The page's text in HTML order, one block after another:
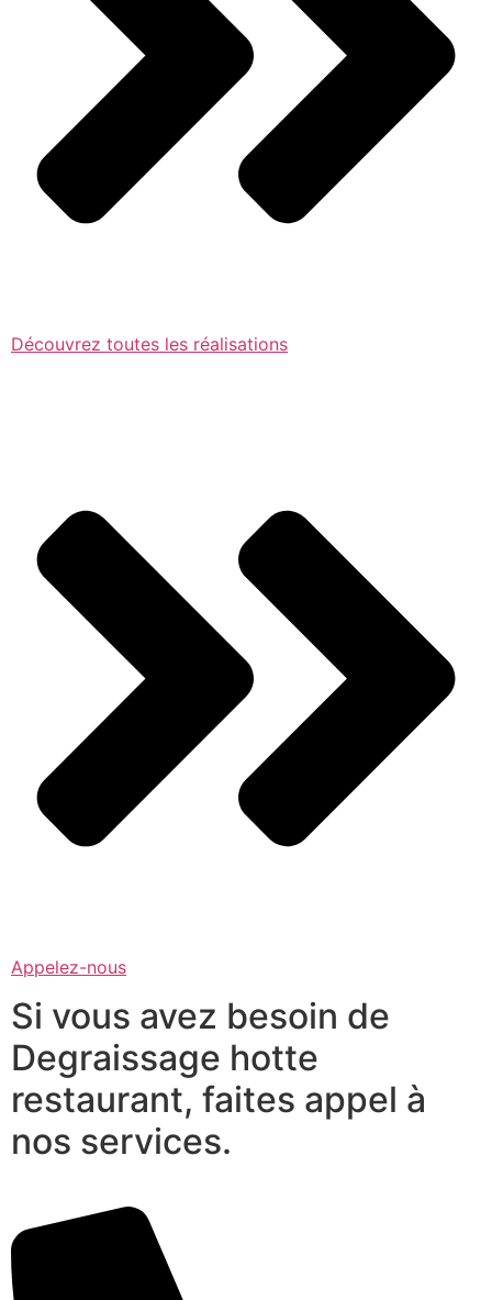
Découvrez toutes les réalisations
Appelez-nous
Si vous avez besoin de
Degraissage hotte
restaurant, faites appel à
nos services.